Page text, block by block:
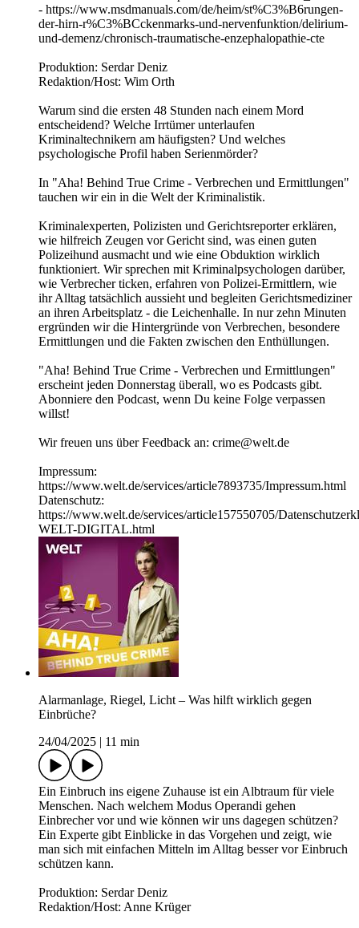
- https://www.msdmanuals.com/de/heim/st%C3%B6rungen-
der-hirn-r%C3%BCckenmarks-und-nervenfunktion/delirium-
und-demenz/chronisch-traumatische-enzephalopathie-cte
Produktion: Serdar Deniz
Redaktion/Host: Wim Orth
Warum sind die ersten 48 Stunden nach einem Mord
entscheidend? Welche Irrtümer unterlaufen
Kriminaltechnikern am häufigsten? Und welches
psychologische Profil haben Serienmörder?
In "Aha! Behind True Crime - Verbrechen und Ermittlungen"
tauchen wir ein in die Welt der Kriminalistik.
Kriminalexperten, Polizisten und Gerichtsreporter erklären,
wie hilfreich Zeugen vor Gericht sind, was einen guten
Polizeihund ausmacht und wie eine Obduktion wirklich
funktioniert. Wir sprechen mit Kriminalpsychologen darüber,
wie Verbrecher ticken, erfahren von Polizei-Ermittlern, wie
ihr Alltag tatsächlich aussieht und begleiten Gerichtsmediziner
an ihren Arbeitsplatz - die Leichenhalle. In nur zehn Minuten
ergründen wir die Hintergründe von Verbrechen, besondere
Ermittlungen und die Fakten zwischen den Enthüllungen.
"Aha! Behind True Crime - Verbrechen und Ermittlungen"
erscheint jeden Donnerstag überall, wo es Podcasts gibt.
Abonniere den Podcast, wenn Du keine Folge verpassen
willst!
Wir freuen uns über Feedback an: crime@welt.de
Impressum:
https://www.welt.de/services/article7893735/Impressum.html
Datenschutz:
https://www.welt.de/services/article157550705/
WELT-DIGITAL.html
Alarmanlage, Riegel, Licht – Was hilft wirklich gegen
Einbrüche?
24/04/2025
11 min
Ein Einbruch ins eigene Zuhause ist ein Albtraum für viele
Menschen. Nach welchem Modus Operandi gehen
Einbrecher vor und wie können wir uns dagegen schützen?
Ein Experte gibt Einblicke in das Vorgehen und zeigt, wie
man sich mit einfachen Mitteln im Alltag besser vor Einbruch
schützen kann.
Produktion: Serdar Deniz
Redaktion/Host: Anne Krüger